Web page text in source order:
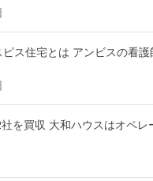
ピス住宅とは アンビスの看護
を買収 大和ハウスはオペレ